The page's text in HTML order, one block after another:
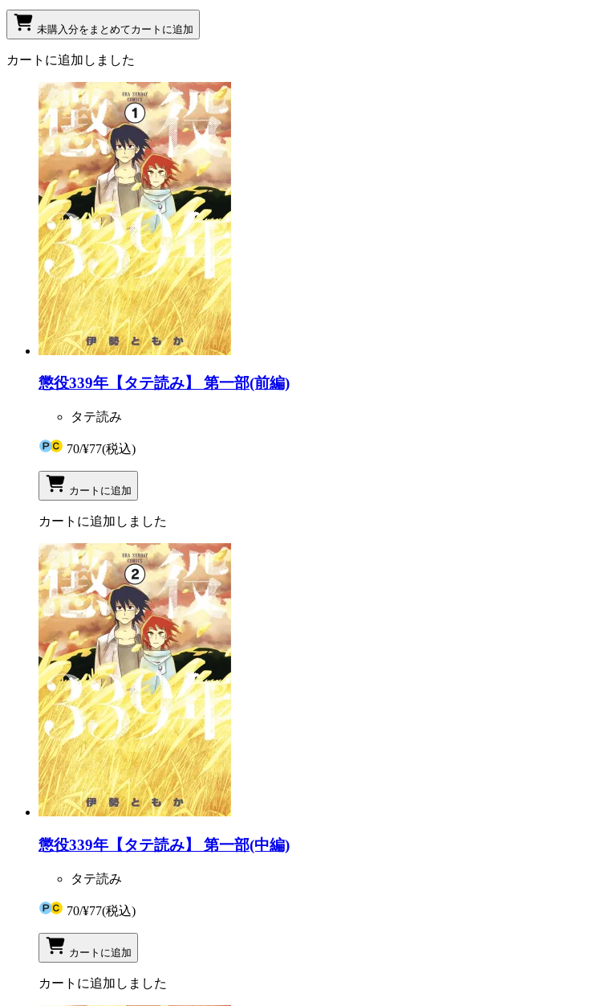
未購入分をまとめてカートに追加
カートに追加しました
懲役339年【タテ読み】 第一部(前編)
タテ読み
70/¥77(税込)
カートに追加
カートに追加しました
懲役339年【タテ読み】 第一部(中編)
タテ読み
70/¥77(税込)
カートに追加
カートに追加しました